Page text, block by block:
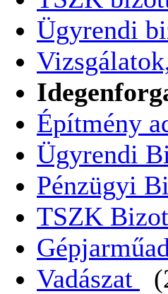
Ügyrendi
Építmény
Ügyrendi
Pénzügyi
TSZK
Vadászat